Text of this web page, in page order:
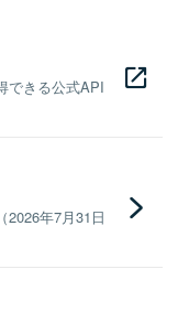
できる公式API
2026年7月31日